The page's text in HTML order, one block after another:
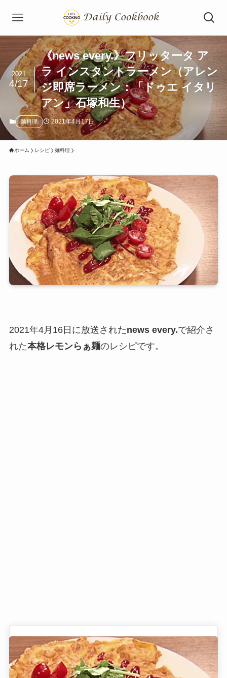
《news every.》フリッタータ ア
ラ インスタントラーメン（アレン
ジ即席ラーメン：「ドゥエ イタリ
アン」石塚和生）
2021
4/17
麺料理 2021年4月17日
ホーム レシピ 麺料理
2021年4月16日に放送されたnews every.で紹介さ
れた本格レモンらぁ麺のレシピです。